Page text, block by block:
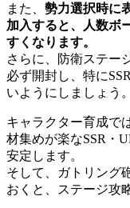
また、 勢力選択時に
加入すると、人数ボ
すくなります。
さらに、防衛ステー
必ず開封し、特に
いようにしましょう。
キャラクター育成で
材集めが楽なSSR・
安定します。
そして、ガトリング
おくと、ステージ攻